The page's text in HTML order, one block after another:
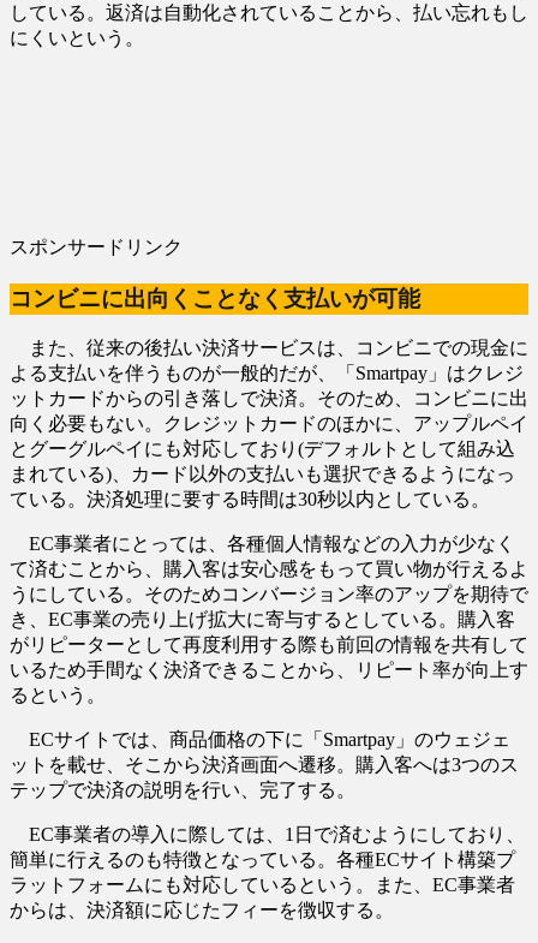
している。返済は自動化されていることから、払い忘れもし
にくいという。
スポンサードリンク
コンビニに出向くことなく支払いが可能
また、従来の後払い決済サービスは、コンビニでの現金に
よる支払いを伴うものが一般的だが、「Smartpay」はクレジ
ットカードからの引き落しで決済。そのため、コンビニに出
向く必要もない。クレジットカードのほかに、アップルペイ
とグーグルペイにも対応しており(デフォルトとして組み込
まれている)、カード以外の支払いも選択できるようになっ
ている。決済処理に要する時間は30秒以内としている。
EC事業者にとっては、各種個人情報などの入力が少なく
て済むことから、購入客は安心感をもって買い物が行えるよ
うにしている。そのためコンバージョン率のアップを期待で
き、EC事業の売り上げ拡大に寄与するとしている。購入客
がリピーターとして再度利用する際も前回の情報を共有して
いるため手間なく決済できることから、リピート率が向上す
るという。
ECサイトでは、商品価格の下に「Smartpay」のウェジェ
ットを載せ、そこから決済画面へ遷移。購入客へは3つのス
テップで決済の説明を行い、完了する。
EC事業者の導入に際しては、1日で済むようにしており、
簡単に行えるのも特徴となっている。各種ECサイト構築プ
ラットフォームにも対応しているという。また、EC事業者
からは、決済額に応じたフィーを徴収する。